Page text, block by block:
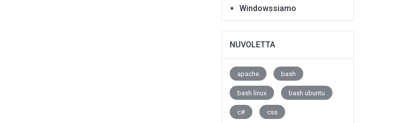
Windowssiamo
NUVOLETTA
apache bash
bash linux bash ubuntu
c# css